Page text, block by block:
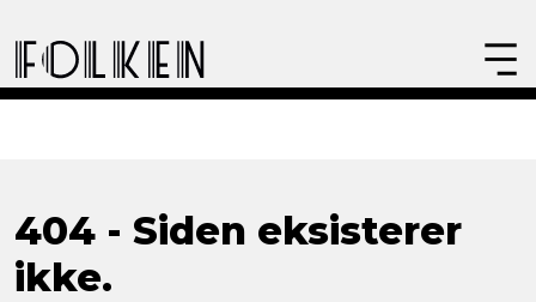
404 - Siden eksisterer
ikke.